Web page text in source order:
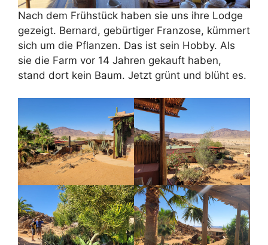
Nach dem Frühstück haben sie uns ihre Lodge
gezeigt. Bernard, gebürtiger Franzose, kümmert
sich um die Pflanzen. Das ist sein Hobby. Als
sie die Farm vor 14 Jahren gekauft haben,
stand dort kein Baum. Jetzt grünt und blüht es.